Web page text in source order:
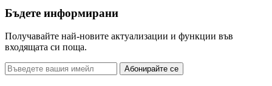
Бъдете информирани
Получавайте най-новите актуализации и функции във
входящата си поща.
Абонирайте се